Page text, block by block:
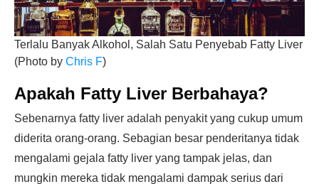
Terlalu Banyak Alkohol, Salah Satu Penyebab Fatty Liver
(Photo by Chris F)
Apakah Fatty Liver Berbahaya?
Sebenarnya fatty liver adalah penyakit yang cukup umum
diderita orang-orang. Sebagian besar penderitanya tidak
mengalami gejala fatty liver yang tampak jelas, dan
mungkin mereka tidak mengalami dampak serius dari